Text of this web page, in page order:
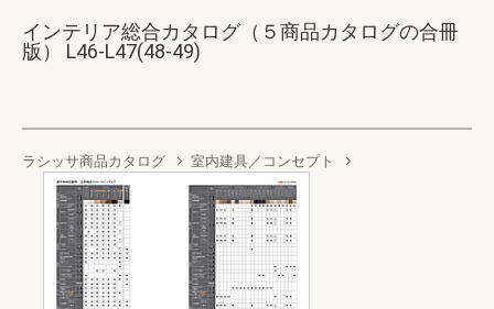
インテリア総合カタログ（５商品カタログの合冊
版） L46-L47(48-49)
ラシッサ商品カタログ 室内建具／コンセプト